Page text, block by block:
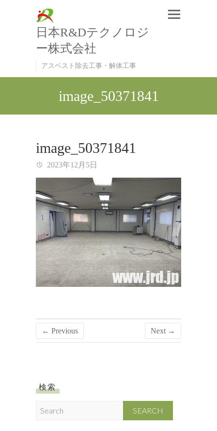
日本R&Dテクノロジ
ー株式会社
アスベスト除去工事・解体工事
image_50371841
image_50371841
2023年12月5日
← Previous Next →
検索